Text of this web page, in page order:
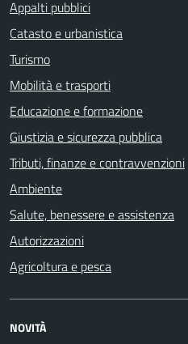
Appalti pubblici
Catasto e urbanistica
Turismo
Mobilità e trasporti
Educazione e formazione
Giustizia e sicurezza pubblica
Tributi, finanze e contravvenzioni
Ambiente
Salute, benessere e assistenza
Autorizzazioni
Agricoltura e pesca
NOVITÀ